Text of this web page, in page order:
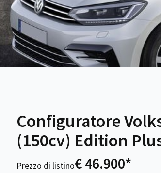
Configuratore
(150cv) Edition
Prezzo di listino€ 46.900*